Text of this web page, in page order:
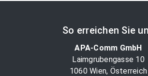
So erreichen Sie
APA-Comm GmbH
Laimgrubengasse 10
1060 Wien, Österreich